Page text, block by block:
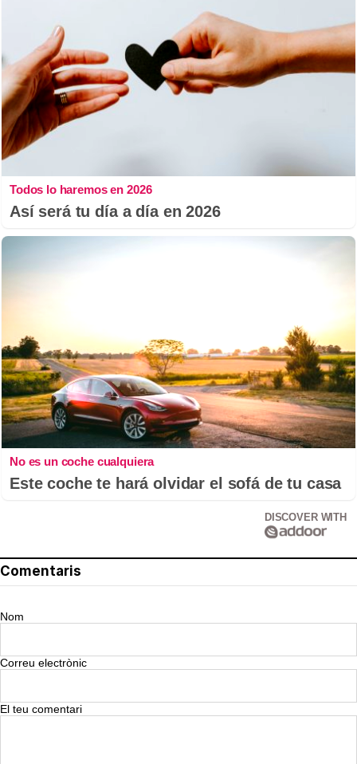
Todos lo haremos en 2026
Así será tu día a día en 2026
No es un coche cualquiera
Este coche te hará olvidar el sofá de tu casa
DISCOVER WITH
Comentaris
Nom
Correu electrònic
El teu comentari